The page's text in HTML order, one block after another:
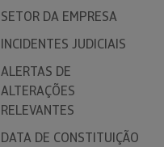
SETOR DA EMPRESA
INCIDENTES JUDICIAIS
ALERTAS DE
ALTERAÇÕES
RELEVANTES
DATA DE CONSTITUIÇÃO